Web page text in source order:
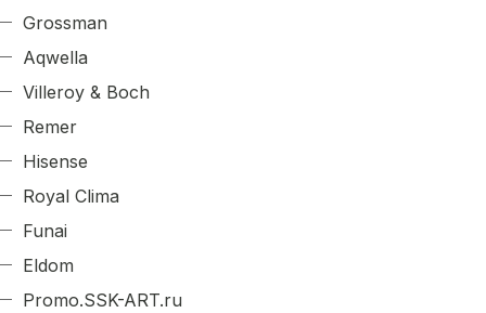
Grossman
Aqwella
Villeroy & Boch
Remer
Hisense
Royal Clima
Funai
Eldom
Promo.SSK-ART.ru